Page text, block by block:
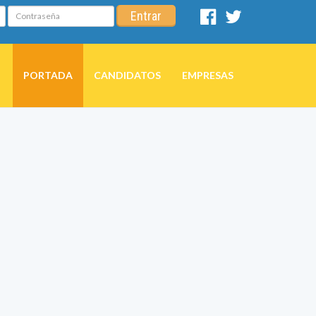
Contraseña Entrar
Facebook
PORTADA CANDIDATOS EMPRESAS